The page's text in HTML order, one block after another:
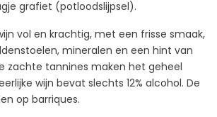
grafiet (potloodslijpsel).
vol en krachtig, met een frisse smaak,
mineralen en een hint van
zachte tannines maken het geheel
wijn bevat slechts 12% alcohol. De
op barriques.